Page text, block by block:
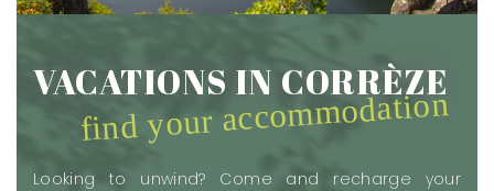
VACATIONS IN CORRÈZE
find your accommodation
Looking to unwind? Come and recharge your